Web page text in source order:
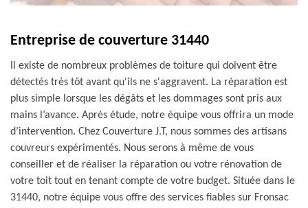
Entreprise de couverture 31440
Il existe de nombreux problèmes de toiture qui doivent être
détectés très tôt avant qu'ils ne s'aggravent. La réparation est
plus simple lorsque les dégâts et les dommages sont pris aux
mains l’avance. Après étude, notre équipe vous offrira un mode
d’intervention. Chez Couverture J.T, nous sommes des artisans
couvreurs expérimentés. Nous serons à même de vous
conseiller et de réaliser la réparation ou votre rénovation de
votre toit tout en tenant compte de votre budget. Située dans le
31440, notre équipe vous offre des services fiables sur Fronsac